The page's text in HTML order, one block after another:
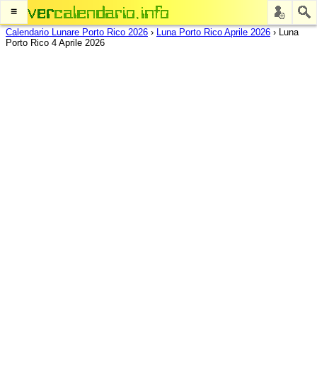
≡
Calendario Lunare Porto Rico 2026 › Luna Porto Rico Aprile 2026 › Luna
Porto Rico 4 Aprile 2026